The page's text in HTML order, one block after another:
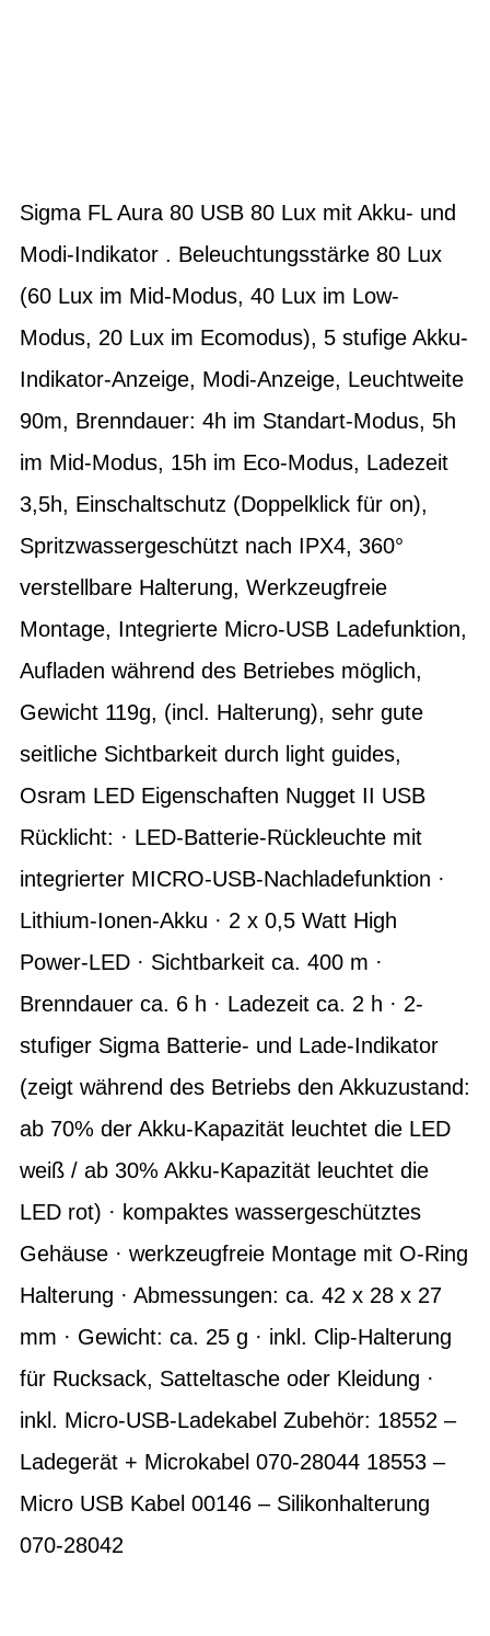
Sigma FL Aura 80 USB 80 Lux mit Akku- und
Modi-Indikator . Beleuchtungsstärke 80 Lux
(60 Lux im Mid-Modus, 40 Lux im Low-
Modus, 20 Lux im Ecomodus), 5 stufige Akku-
Indikator-Anzeige, Modi-Anzeige, Leuchtweite
90m, Brenndauer: 4h im Standart-Modus, 5h
im Mid-Modus, 15h im Eco-Modus, Ladezeit
3,5h, Einschaltschutz (Doppelklick für on),
Spritzwassergeschützt nach IPX4, 360°
verstellbare Halterung, Werkzeugfreie
Montage, Integrierte Micro-USB Ladefunktion,
Aufladen während des Betriebes möglich,
Gewicht 119g, (incl. Halterung), sehr gute
seitliche Sichtbarkeit durch light guides,
Osram LED Eigenschaften Nugget II USB
Rücklicht: · LED-Batterie-Rückleuchte mit
integrierter MICRO-USB-Nachladefunktion ·
Lithium-Ionen-Akku · 2 x 0,5 Watt High
Power-LED · Sichtbarkeit ca. 400 m ·
Brenndauer ca. 6 h · Ladezeit ca. 2 h · 2-
stufiger Sigma Batterie- und Lade-Indikator
(zeigt während des Betriebs den Akkuzustand:
ab 70% der Akku-Kapazität leuchtet die LED
weiß / ab 30% Akku-Kapazität leuchtet die
LED rot) · kompaktes wassergeschütztes
Gehäuse · werkzeugfreie Montage mit O-Ring
Halterung · Abmessungen: ca. 42 x 28 x 27
mm · Gewicht: ca. 25 g · inkl. Clip-Halterung
für Rucksack, Satteltasche oder Kleidung ·
inkl. Micro-USB-Ladekabel Zubehör: 18552 –
Ladegerät + Microkabel 070-28044 18553 –
Micro USB Kabel 00146 – Silikonhalterung
070-28042